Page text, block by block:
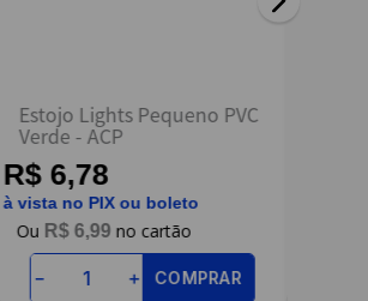
Estojo Lights Pequeno PVC
Verde - ACP
R$ 6,78
à vista no PIX ou boleto
R$ 6,99
＋
－ COMPRAR